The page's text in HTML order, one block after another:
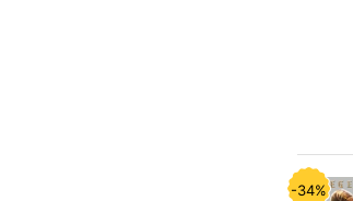
-34%